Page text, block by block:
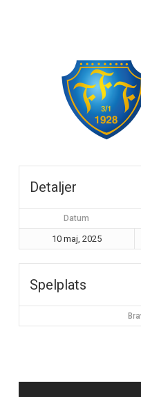
Detaljer
Datum
10 maj, 2025
Spelplats